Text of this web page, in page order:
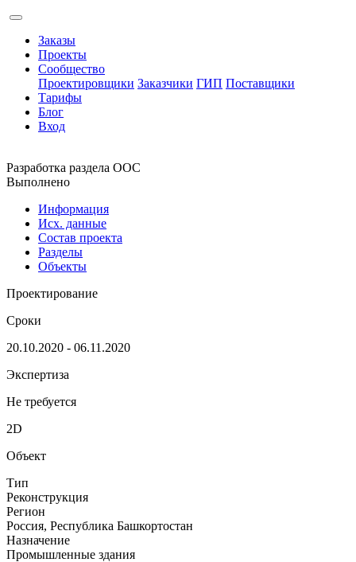
Заказы
Проекты
Сообщество
Проектировщики Заказчики ГИП Поставщики
Тарифы
Блог
Вход
Разработка раздела ООС
Выполнено
Информация
Исх. данные
Состав проекта
Разделы
Объекты
Проектирование
Сроки
20.10.2020 - 06.11.2020
Экспертиза
Не требуется
2D
Объект
Тип
Реконструкция
Регион
Россия, Республика Башкортостан
Назначение
Промышленные здания